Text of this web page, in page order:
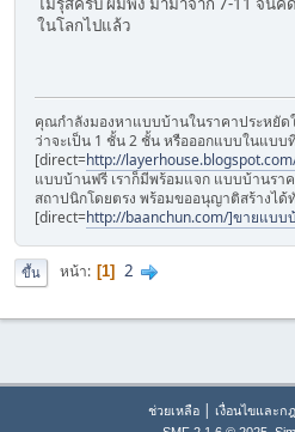
ในโลกไปแล้ว
คุณกำลังมองหาแบบบ้านในราคาประหยัด
ว่าจะเป็น 1 ชั้น 2 ชั้น หรือออกแบบในแบ
[direct=http://
แบบบ้านฟรี เราก็มีพร้อมแจก แบบบ้านรา
สถาปนิกโดยตรง พร้อมขออนุญาติสร้างได้
[direct=http://baanchun.com/]ขายแบบ
ขึ้น หน้า 1 2
ช่วยเหลือ| เงื่อนไขและก